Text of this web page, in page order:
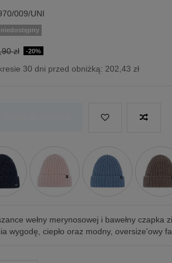
009/UNI
zł -20%
30 dni przed obniżką: 202,43 zł
wełny merynosowej i bawełny czapka
wygodę, ciepło oraz modny, oversize'owy